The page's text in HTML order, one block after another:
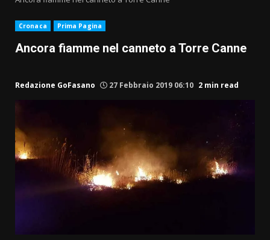
Cronaca Prima Pagina
Ancora fiamme nel canneto a Torre Canne
Redazione GoFasano 27 Febbraio 2019 06:10 2 min read